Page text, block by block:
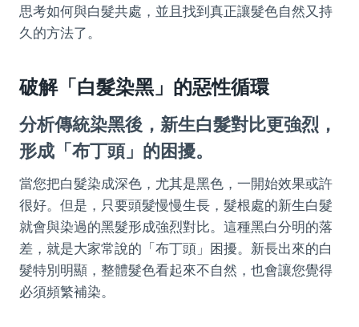
思考如何與白髮共處，並且找到真正讓髮色自然又持
久的方法了。
破解「白髮染黑」的惡性循環
分析傳統染黑後，新生白髮對比更強烈，
形成「布丁頭」的困擾。
當您把白髮染成深色，尤其是黑色，一開始效果或許
很好。但是，只要頭髮慢慢生長，髮根處的新生白髮
就會與染過的黑髮形成強烈對比。這種黑白分明的落
差，就是大家常說的「布丁頭」困擾。新長出來的白
髮特別明顯，整體髮色看起來不自然，也會讓您覺得
必須頻繁補染。